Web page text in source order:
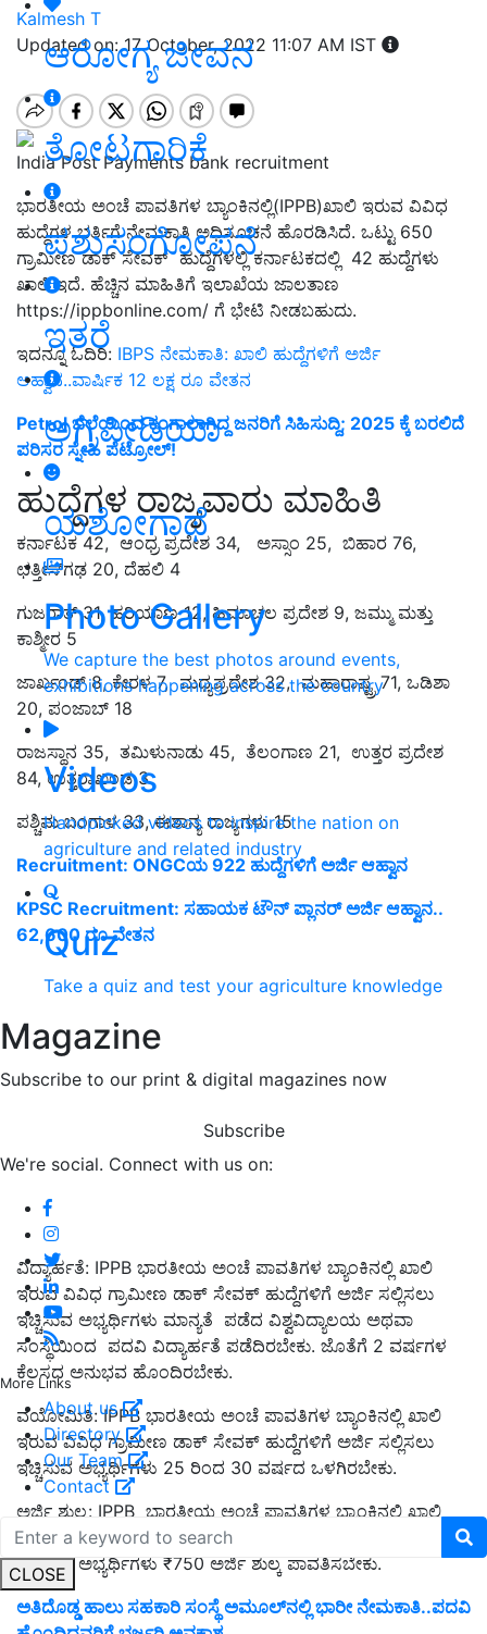
ಆರೋಗ್ಯ ಜೀವನ
ತೋಟಗಾರಿಕೆ
ಪಶುಸಂಗೋಪನೆ
ಇತರೆ
ಅಗ್ರಿಪೀಡಿಯಾ
ಯಶೋಗಾಥೆ
Photo Gallery
We capture the best photos around events,
exhibitions happening across the country
Videos
Handpicked videos to inspire the nation on
agriculture and related industry
Quiz
Take a quiz and test your agriculture knowledge
Magazine
Subscribe to our print & digital magazines now
Subscribe
We're social. Connect with us on:
More Links
About us
Directory
Our Team
Contact
CLOSE
Kalmesh T
Updated on: 17 October, 2022 11:07 AM IST
India Post Payments bank recruitment
ಭಾರತೀಯ ಅಂಚೆ ಪಾವತಿಗಳ ಬ್ಯಾಂಕಿನಲ್ಲಿ(IPPB)ಖಾಲಿ ಇರುವ ವಿವಿಧ
ಹುದ್ದೆಗಳ ಭರ್ತಿಗೆ ನೇಮಕಾತಿ ಅಧಿಸೂಚನೆ ಹೊರಡಿಸಿದೆ. ಒಟ್ಟು 650
ಗ್ರಾಮೀಣ ಡಾಕ್ ಸೇವಕ್ ಹುದ್ದೆಗಳಲ್ಲಿ ಕರ್ನಾಟಕದಲ್ಲಿ 42 ಹುದ್ದೆಗಳು
ಖಾಲಿ ಇದೆ. ಹೆಚ್ಚಿನ ಮಾಹಿತಿಗೆ ಇಲಾಖೆಯ ಜಾಲತಾಣ
https://ippbonline.com/ ಗೆ ಭೇಟಿ ನೀಡಬಹುದು.
ಇದನ್ನೂ ಓದಿರಿ: IBPS ನೇಮಕಾತಿ: ಖಾಲಿ ಹುದ್ದೆಗಳಿಗೆ ಅರ್ಜಿ
ಆಹ್ವಾನ..ವಾರ್ಷಿಕ 12 ಲಕ್ಷ ರೂ ವೇತನ
Petrol ಬೆಲೆಯಿಂದ ಕಂಗಾಲಾಗಿದ್ದ ಜನರಿಗೆ ಸಿಹಿಸುದ್ದಿ; 2025 ಕ್ಕೆ ಬರಲಿದೆ
ಪರಿಸರ ಸ್ನೇಹಿ ಪೆಟ್ರೋಲ್!
ಹುದ್ದೆಗಳ ರಾಜ್ಯವಾರು ಮಾಹಿತಿ
ಕರ್ನಾಟಕ 42, ಆಂಧ್ರ ಪ್ರದೇಶ 34, ಅಸ್ಸಾಂ 25, ಬಿಹಾರ 76,
ಛತ್ತೀಸ್‌ಗಢ 20, ದೆಹಲಿ 4
ಗುಜರಾತ್ 31, ಹರಿಯಾಣ 12, ಹಿಮಾಚಲ ಪ್ರದೇಶ 9, ಜಮ್ಮು ಮತ್ತು
ಕಾಶ್ಮೀರ 5
ಜಾರ್ಖಂಡ್ 8, ಕೇರಳ 7, ಮಧ್ಯಪ್ರದೇಶ 32, ಮಹಾರಾಷ್ಟ್ರ 71, ಒಡಿಶಾ
20, ಪಂಜಾಬ್ 18
ರಾಜಸ್ಥಾನ 35, ತಮಿಳುನಾಡು 45, ತೆಲಂಗಾಣ 21, ಉತ್ತರ ಪ್ರದೇಶ
84, ಉತ್ತರಾಖಂಡ 3
ಪಶ್ಚಿಮ ಬಂಗಾಳ 33, ಈಶಾನ್ಯ ರಾಜ್ಯಗಳು 15
Recruitment: ONGCಯ 922 ಹುದ್ದೆಗಳಿಗೆ ಅರ್ಜಿ ಆಹ್ವಾನ
KPSC Recruitment: ಸಹಾಯಕ ಟೌನ್‌ ಪ್ಲಾನರ್‌ ಅರ್ಜಿ ಆಹ್ವಾನ..
62,600 ರೂ ವೇತನ
ವಿದ್ಯಾರ್ಹತೆ: IPPB ಭಾರತೀಯ ಅಂಚೆ ಪಾವತಿಗಳ ಬ್ಯಾಂಕಿನಲ್ಲಿ ಖಾಲಿ
ಇರುವ ವಿವಿಧ ಗ್ರಾಮೀಣ ಡಾಕ್ ಸೇವಕ್ ಹುದ್ದೆಗಳಿಗೆ ಅರ್ಜಿ ಸಲ್ಲಿಸಲು
ಇಚ್ಚಿಸುವ ಅಭ್ಯರ್ಥಿಗಳು ಮಾನ್ಯತೆ ಪಡೆದ ವಿಶ್ವವಿದ್ಯಾಲಯ ಅಥವಾ
ಸಂಸ್ಥೆಯಿಂದ ಪದವಿ ವಿದ್ಯಾರ್ಹತೆ ಪಡೆದಿರಬೇಕು. ಜೊತೆಗೆ 2 ವರ್ಷಗಳ
ಕೆಲಸದ ಅನುಭವ ಹೊಂದಿರಬೇಕು.
ವಯೋಮಿತಿ: IPPB ಭಾರತೀಯ ಅಂಚೆ ಪಾವತಿಗಳ ಬ್ಯಾಂಕಿನಲ್ಲಿ ಖಾಲಿ
ಇರುವ ವಿವಿಧ ಗ್ರಾಮೀಣ ಡಾಕ್ ಸೇವಕ್ ಹುದ್ದೆಗಳಿಗೆ ಅರ್ಜಿ ಸಲ್ಲಿಸಲು
ಇಚ್ಚಿಸುವ ಅಭ್ಯರ್ಥಿಗಳು 25 ರಿಂದ 30 ವರ್ಷದ ಒಳಗಿರಬೇಕು.
ಅರ್ಜಿ ಶುಲ್ಕ: IPPB ಭಾರತೀಯ ಅಂಚೆ ಪಾವತಿಗಳ ಬ್ಯಾಂಕಿನಲ್ಲಿ ಖಾಲಿ
ಇರುವ ವಿವಿಧ ಗ್ರಾಮೀಣ ಡಾಕ್ ಸೇವಕ್ ಹುದ್ದೆಗಳಿಗೆ ಅರ್ಜಿ ಸಲ್ಲಿಸಲು
ಇಚ್ಚಿಸುವ ಅಭ್ಯರ್ಥಿಗಳು ₹750 ಅರ್ಜಿ ಶುಲ್ಕ ಪಾವತಿಸಬೇಕು.
ಅತಿದೊಡ್ಡ ಹಾಲು ಸಹಕಾರಿ ಸಂಸ್ಥೆ ಅಮೂಲ್‌ನಲ್ಲಿ ಭಾರೀ ನೇಮಕಾತಿ..ಪದವಿ